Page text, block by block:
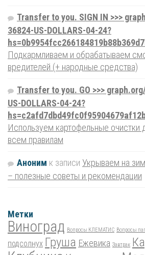
Transfer to you. SIGN IN >>>
36824-US-DOLLARS-04-24?
Подкармливаем и обрабатываем
вредителей (+ народные средства)
Transfer to you. GO >>>
US-DOLLARS-04-24?
Используем картофельные очистки
всем правилам
Аноним к записи Укрываем на
– полезные советы и рекомендации
Метки
Виноград Вопросы КЛЕМАТИС Вопросы
подсолнух Груша Ежевика Завтрак